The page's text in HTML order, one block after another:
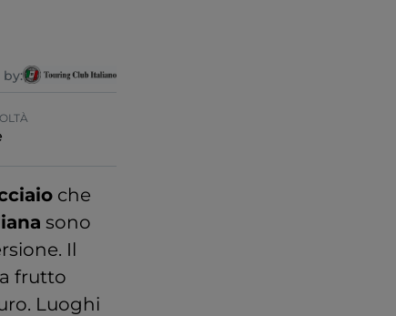
by:
che
sono
Il
frutto
Luoghi